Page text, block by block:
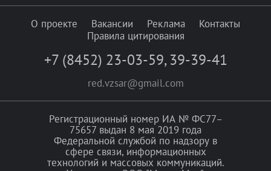
О проекте Вакансии Реклама
Контакты
Правила цитирования
+7 (8452) 23-03-59, 39-39-41
red.vzsar@gmail.com
Регистрационный номер ИА № ФС77–
75657 выдан 8 мая 2019 года
Федеральной службой по надзору в
сфере связи, информационных
технологий и массовых коммуникаций.